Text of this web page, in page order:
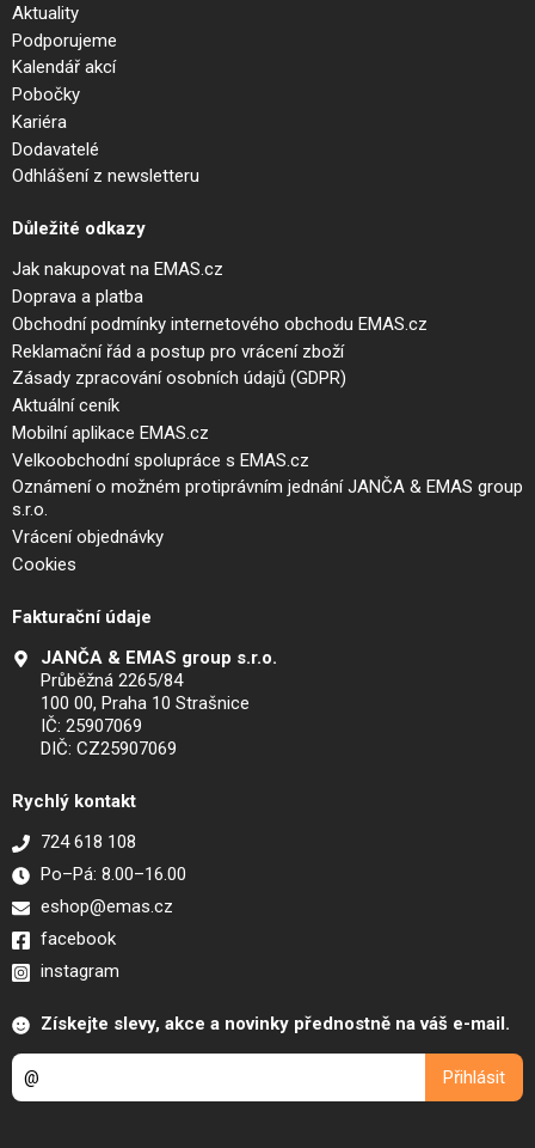
Aktuality
Podporujeme
Kalendář akcí
Pobočky
Kariéra
Dodavatelé
Odhlášení z newsletteru
Důležité odkazy
Jak nakupovat na EMAS.cz
Doprava a platba
Obchodní podmínky internetového obchodu EMAS.cz
Reklamační řád a postup pro vrácení zboží
Zásady zpracování osobních údajů (GDPR)
Aktuální ceník
Mobilní aplikace EMAS.cz
Velkoobchodní spolupráce s EMAS.cz
Oznámení o možném protiprávním jednání JANČA & EMAS group
s.r.o.
Vrácení objednávky
Cookies
Fakturační údaje
JANČA & EMAS group s.r.o.
Průběžná 2265/84
100 00, Praha 10 Strašnice
IČ: 25907069
DIČ: CZ25907069
Rychlý kontakt
724 618 108
Po–Pá: 8.00–16.00
eshop@emas.cz
facebook
instagram
Získejte slevy, akce a novinky přednostně na váš e-mail.